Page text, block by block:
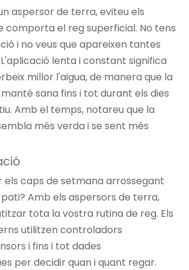
aspersor de terra, eviteu els
comporta el reg superficial. No tens
i no veus que apareixen tantes
lenta i constant significa
millor l'aigua, de manera que la
sana fins i tot durant els dies
Amb el temps, notareu que la
més verda i se sent més
els caps de setmana arrossegant
Amb els aspersors de terra,
tota la vostra rutina de reg. Els
utilitzen controladors
i fins i tot dades
per decidir quan i quant regar.